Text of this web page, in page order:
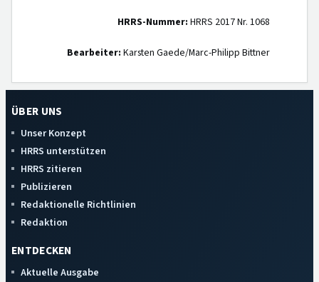
HRRS-Nummer: HRRS 2017 Nr. 1068
Bearbeiter: Karsten Gaede/Marc-Philipp Bittner
ÜBER UNS
Unser Konzept
HRRS unterstützen
HRRS zitieren
Publizieren
Redaktionelle Richtlinien
Redaktion
ENTDECKEN
Aktuelle Ausgabe